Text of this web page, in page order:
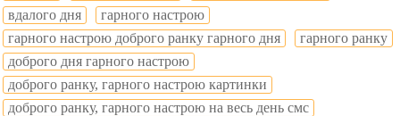
вдалого дня
гарного настрою
гарного настрою доброго ранку гарного дня
гарного ранку
доброго дня гарного настрою
доброго ранку, гарного настрою картинки
доброго ранку, гарного настрою на весь день смс